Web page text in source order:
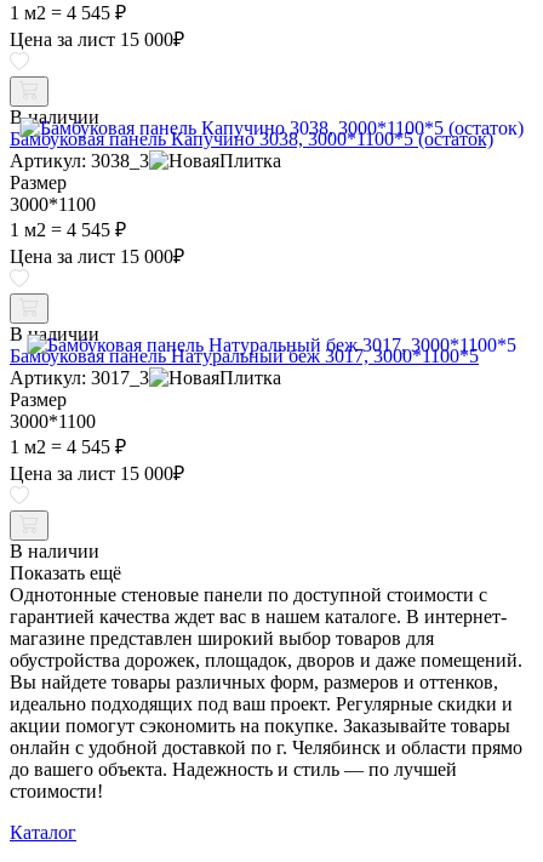
1 м2 = 4 545 ₽
Цена за лист 15 000₽
В наличии
Бамбуковая панель Капучино 3038, 3000*1100*5 (остаток)
Артикул: 3038_3
Размер
3000*1100
1 м2 = 4 545 ₽
Цена за лист 15 000₽
В наличии
Бамбуковая панель Натуральный беж 3017, 3000*1100*5
Артикул: 3017_3
Размер
3000*1100
1 м2 = 4 545 ₽
Цена за лист 15 000₽
В наличии
Показать ещё
Однотонные стеновые панели по доступной стоимости с
гарантией качества ждет вас в нашем каталоге. В интернет-
магазине представлен широкий выбор товаров для
обустройства дорожек, площадок, дворов и даже помещений.
Вы найдете товары различных форм, размеров и оттенков,
идеально подходящих под ваш проект. Регулярные скидки и
акции помогут сэкономить на покупке. Заказывайте товары
онлайн с удобной доставкой по г. Челябинск и области прямо
до вашего объекта. Надежность и стиль — по лучшей
стоимости!
Каталог